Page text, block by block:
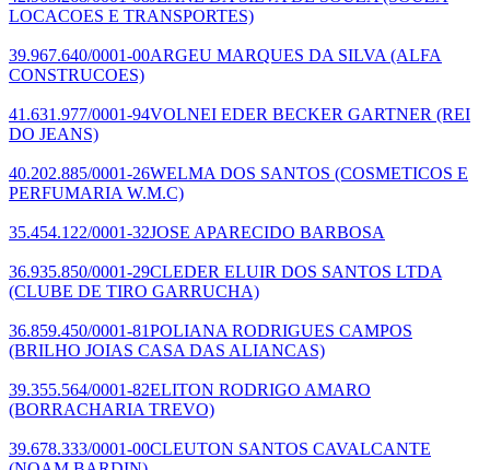
LOCACOES E TRANSPORTES)
39.967.640/0001-00ARGEU MARQUES DA SILVA (ALFA
CONSTRUCOES)
41.631.977/0001-94VOLNEI EDER BECKER GARTNER (REI
DO JEANS)
40.202.885/0001-26WELMA DOS SANTOS (COSMETICOS E
PERFUMARIA W.M.C)
35.454.122/0001-32JOSE APARECIDO BARBOSA
36.935.850/0001-29CLEDER ELUIR DOS SANTOS LTDA
(CLUBE DE TIRO GARRUCHA)
36.859.450/0001-81POLIANA RODRIGUES CAMPOS
(BRILHO JOIAS CASA DAS ALIANCAS)
39.355.564/0001-82ELITON RODRIGO AMARO
(BORRACHARIA TREVO)
39.678.333/0001-00CLEUTON SANTOS CAVALCANTE